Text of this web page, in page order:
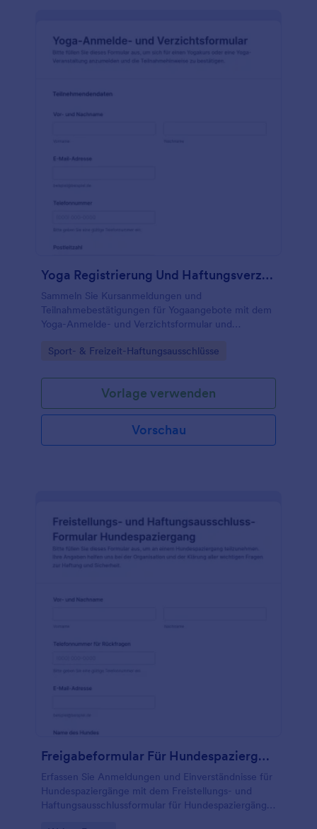
Yoga Registrierung Und Haftungsverzichtsformular
Sammeln Sie Kursanmeldungen und
Teilnahmebestätigungen für Yogaangebote mit dem
Yoga-Anmelde- und Verzichtsformular und
Kommunikation für Studios und Kursleitungen in
Go to Category:
Sport- & Freizeit-Haftungsausschlüsse
Vorlage verwenden
Vorschau
Freigabeformular Für Hundespaziergänge
Erfassen Sie Anmeldungen und Einverständnisse für
Hundespaziergänge mit dem Freistellungs- und
Haftungsausschlussformular für Hundespaziergänge